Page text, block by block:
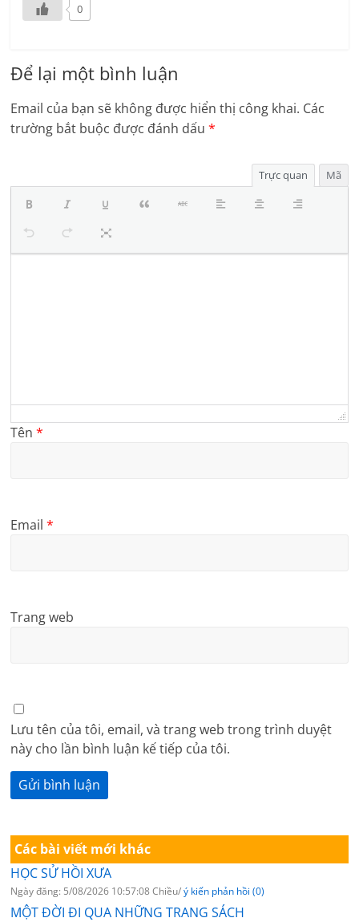
0
Để lại một bình luận
Email của bạn sẽ không được hiển thị công khai. Các
trường bắt buộc được đánh dấu*
Trực quan Mã
Tên*
Email*
Trang web
Lưu tên của tôi, email, và trang web trong trình duyệt
này cho lần bình luận kế tiếp của tôi.
Các bài viết mới khác
HỌC SỬ HỒI XƯA
Ngày đăng: 5/08/2026 10:57:08 Chiều/ý kiến phản hồi (0)
MỘT ĐỜI ĐI QUA NHỮNG TRANG SÁCH